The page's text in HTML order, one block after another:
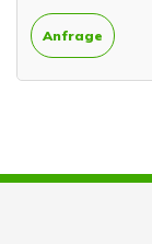
Anfrage